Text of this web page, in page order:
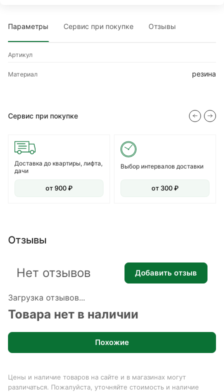
Параметры Сервис при покупке Отзывы
Артикул
Материал резина
Сервис при покупке
Доставка до квартиры, лифта,
дачи
от 900 ₽
Выбор интервалов доставки
от 300 ₽
Отзывы
Загрузка отзывов...
Нет отзывов Добавить отзыв
Товара нет в наличии
Похожие
Цены и наличие товаров на сайте и в магазинах могут
различаться. Пожалуйста, уточняйте стоимость и наличие